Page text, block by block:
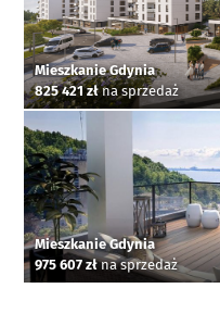
Mieszkanie Gdynia
825 421 złna sprzedaż
Mieszkanie Gdynia
975 607 złna sprzedaż